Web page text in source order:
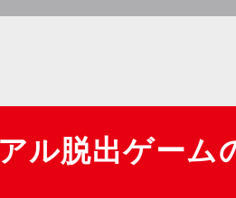
ル脱出ゲーム